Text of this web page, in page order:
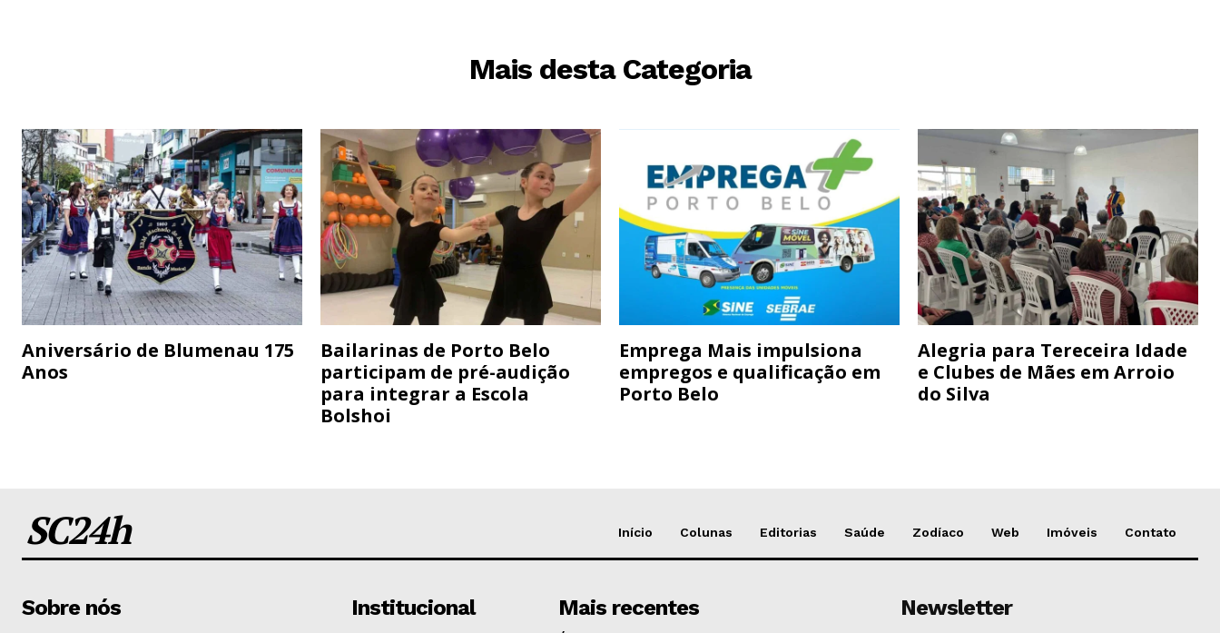
Mais desta Categoria
Aniversário de Blumenau 175
Anos
Bailarinas de Porto Belo
participam de pré-audição
para integrar a Escola
Bolshoi
Emprega Mais impulsiona
empregos e qualificação em
Porto Belo
Alegria para Tereceira Idade
e Clubes de Mães em Arroio
do Silva
SC24h Início Colunas Editorias Saúde Zodíaco Web Imóveis Contato
Sobre nós Institucional Mais recentes Newsletter